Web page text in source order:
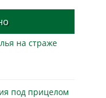
на страже
под прицелом